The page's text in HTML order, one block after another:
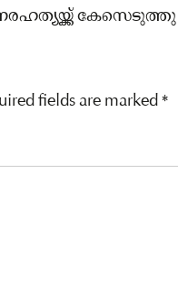
കേസെടുത്തു
fields are marked*